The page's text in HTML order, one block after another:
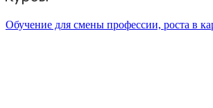
Обучение для смены профессии, роста в